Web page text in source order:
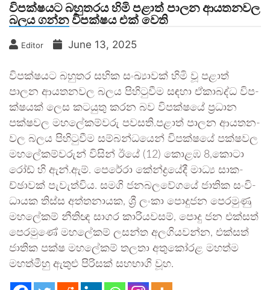
විප­ක්ෂ­යට බහු­තරය හිමි පළාත් පාලන ආය­ත­න­වල
බලය ගන්න විපක්ෂය එක් වෙති
Editor June 13, 2025
විප­ක්ෂ­යට බහු­තර සභික සංඛ්‍යා­වක් හිමි වූ පළාත්
පාලන ආය­ත­න­වල බලය පිහි­ටු­වීම සඳහා ඒකා­බද්ධ විප­
ක්ෂ­යක් ලෙස කට­යුතු කරන බව විප­ක්ෂයේ ප්‍රධාන
පක්ෂ­වල මහ­ලේ­ක­ම්වරු පව­සති.පළාත් පාලන ආය­ත­න­
වල බලය පිහි­ටු­වීම සම්බ­න්ධ­යෙන් විප­ක්ෂයේ පක්ෂ­වල
මහ­ලේ­ක­ම්ව­රුන් විසින් ඊයේ (12) කොළඹ 8,කොටා
රෝඩ් හි ඇන්.ඇම්. පෙරේරා කේන්ද්‍ර­යේදී මාධ්‍ය සාක­
ච්ඡා­වක් පැවැත්විය. සමගි ජන­බ­ල­වේ­ගයේ ජාතික සංවි­
ධා­යක තිස්ස අත්ත­නා­යක, ශ්‍රී ලංකා පොදු­ජන පෙර­මුණු
මහ­ලේ­කම් නීතිඥ සාගර කාරි­ය­ව­සම්, පොදු ජන එක්සත්
පෙර­මුණේ මහ­ලේ­කම් ලසන්ත අල­ගි­ය­වන්න, එක්සත්
ජාතික පක්ෂ මහ­ලේ­කම් තලතා අතු­කෝ­රළ මහත්ම
මහ­ත්මීහු ඇතුළු පිරි­සක් සහ­භාගි වූහ.